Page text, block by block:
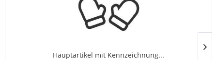
Hauptartikel mit Kennzeichnung...